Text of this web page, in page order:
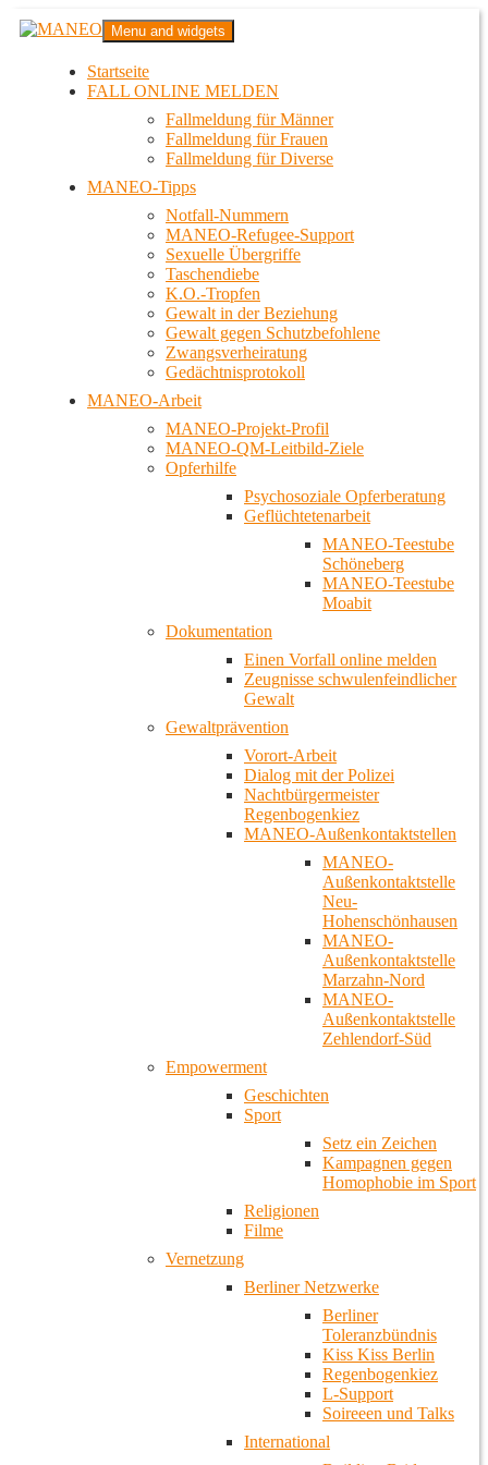
Zum
InhaltMANEO
Das schwule Anti-Gewalt-Projekt in Berlin
Menu and widgets
Startseite
FALL ONLINE MELDEN
Fallmeldung für Männer
Fallmeldung für Frauen
Fallmeldung für Diverse
MANEO-Tipps
Notfall-Nummern
MANEO-Refugee-Support
Sexuelle Übergriffe
Taschendiebe
K.O.-Tropfen
Gewalt in der Beziehung
Gewalt gegen Schutzbefohlene
Zwangsverheiratung
Gedächtnisprotokoll
MANEO-Arbeit
MANEO-Projekt-Profil
MANEO-QM-Leitbild-Ziele
Opferhilfe
Psychosoziale Opferberatung
Geflüchtetenarbeit
MANEO-Teestube
Schöneberg
MANEO-Teestube
Moabit
Dokumentation
Einen Vorfall online melden
Zeugnisse schwulenfeindlicher
Gewalt
Gewaltprävention
Vorort-Arbeit
Dialog mit der Polizei
Nachtbürgermeister
Regenbogenkiez
MANEO-Außenkontaktstellen
MANEO-
Außenkontaktstelle
Neu-
Hohenschönhausen
MANEO-
Außenkontaktstelle
Marzahn-Nord
MANEO-
Außenkontaktstelle
Zehlendorf-Süd
Empowerment
Geschichten
Sport
Setz ein Zeichen
Kampagnen gegen
Homophobie im Sport
Religionen
Filme
Vernetzung
Berliner Netzwerke
Berliner
Toleranzbündnis
Kiss Kiss Berlin
Regenbogenkiez
L-Support
Soireeen und Talks
International